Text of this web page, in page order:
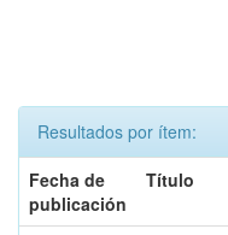
Resultados por ítem:
Fecha de
publicación
Título